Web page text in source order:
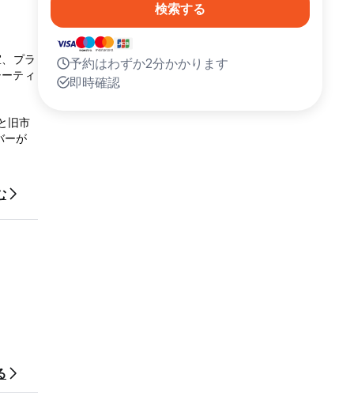
プラ
ティ
旧市
ーが
、周り
検索する
予約はわずか2分かかります
即時確認